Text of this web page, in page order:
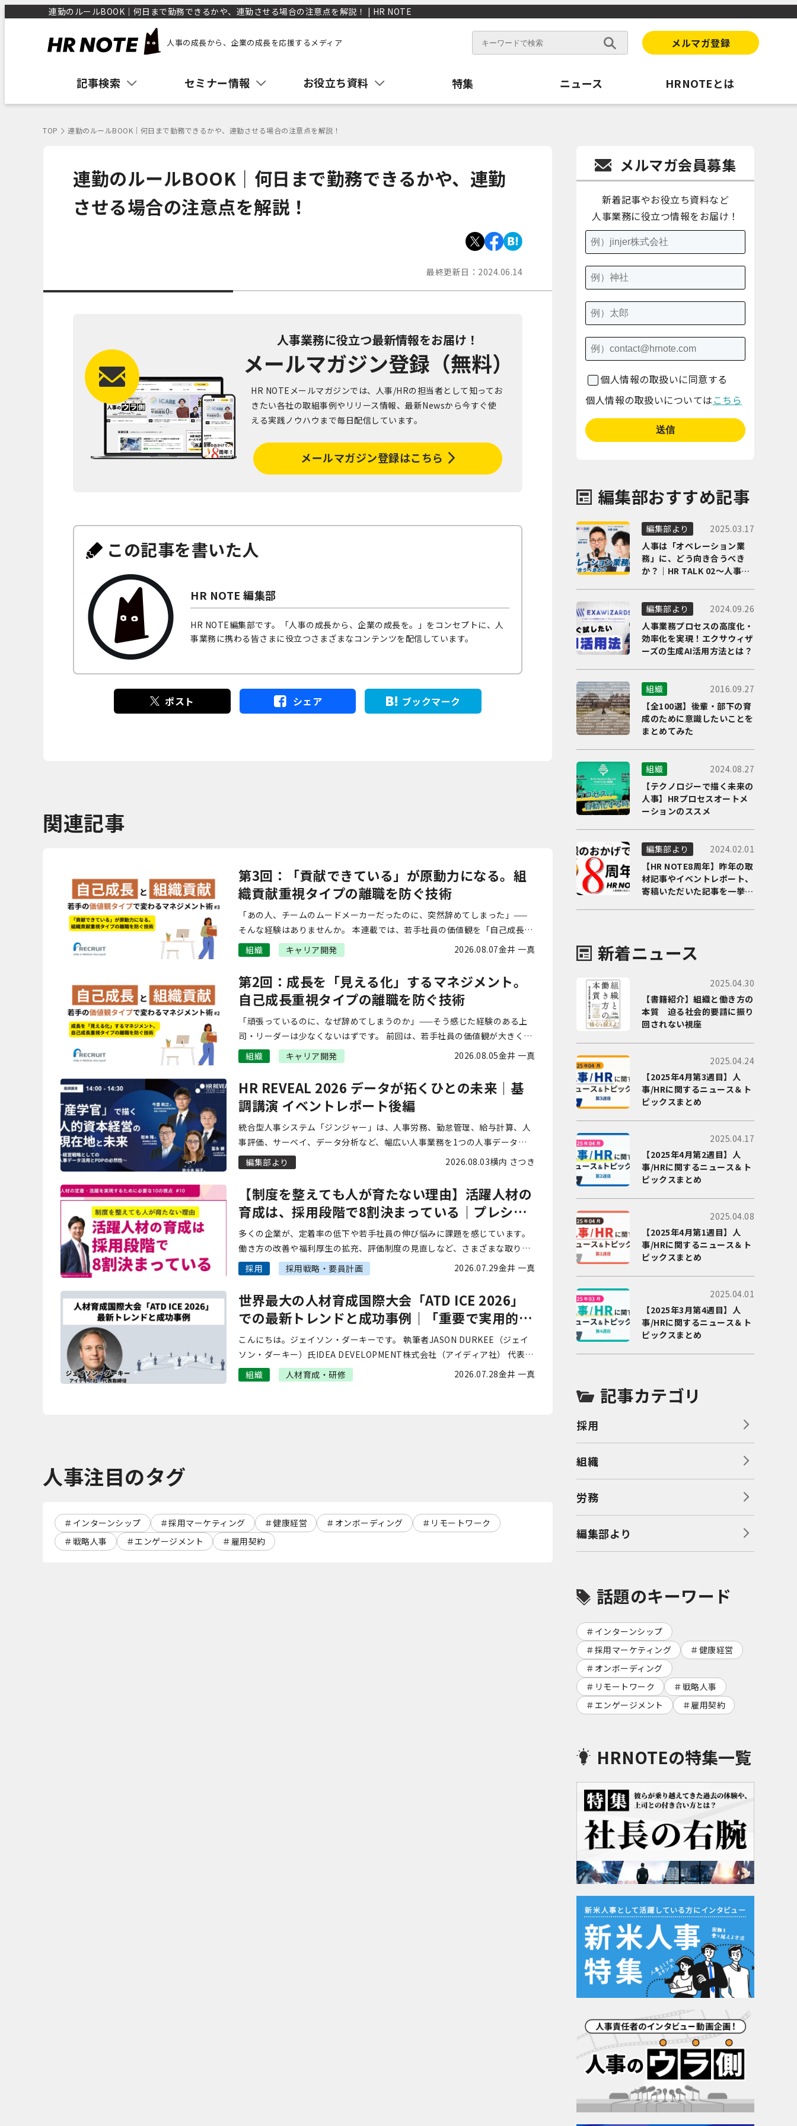
連勤のルールBOOK｜何日まで勤務できるかや、連勤させる場合の注意点を解説！ | HR NOTE
人事の成長から、企業の成長を応援するメディア メルマガ登録
記事検索 セミナー情報 お役立ち資料 特集 ニュース HRNOTEとは
TOP 連勤のルールBOOK｜何日まで勤務できるかや、連勤させる場合の注意点を解説！
連勤のルールBOOK｜何日まで勤務できるかや、連勤
させる場合の注意点を解説！
最終更新日： 2024.06.14
人事業務に役立つ最新情報をお届け！
メールマガジン登録（無料）
HR NOTEメールマガジンでは、人事/HRの担当者として知ってお
きたい各社の取組事例やリリース情報、最新Newsから今すぐ使
える実践ノウハウまで毎日配信しています。
メールマガジン登録はこちら
この記事を書いた人
HR NOTE 編集部
HR NOTE編集部です。「人事の成長から、企業の成長を。」をコンセプトに、人
事業務に携わる皆さまに役立つさまざまなコンテンツを配信しています。
ポスト シェア ブックマーク
関連記事
第3回：「貢献できている」が原動力になる。組
織貢献重視タイプの離職を防ぐ技術
「あの人、チームのムードメーカーだったのに、突然辞めてしまった」——
そんな経験はありませんか。 本連載では、若手社員の価値観を「自己成長重
視タイプ」と「組織貢献重視タイプ」の2つに分類し、それぞれに応じたマ
ネジメントの実 […]
組織 キャリア開発 2026.08.07金井 一真
第2回：成長を「見える化」するマネジメント。
自己成長重視タイプの離職を防ぐ技術
「頑張っているのに、なぜ辞めてしまうのか」——そう感じた経験のある上
司・リーダーは少なくないはずです。 前回は、若手社員の価値観が大きく2
つのタイプ、「自己成長重視タイプ」と「組織貢献重視タイプ」に分かれる
ことをご紹介し […]
組織 キャリア開発 2026.08.05金井 一真
HR REVEAL 2026 データが拓くひとの未来｜基
調講演 イベントレポート後編
統合型人事システム「ジンジャー」は、人事労務、勤怠管理、給与計算、人
事評価、サーベイ、データ分析など、幅広い人事業務を1つの人事データベ
ースで管理できるクラウド型人事労務システムです。 サービス提供開始から
10周年を迎え […]
編集部より 2026.08.03横内 さつき
【制度を整えても人が育たない理由】活躍人材の
育成は、採用段階で8割決まっている｜プレシャ
スパートナーズ矢野
多くの企業が、定着率の低下や若手社員の伸び悩みに課題を感じています。
働き方の改善や福利厚生の拡充、評価制度の見直しなど、さまざまな取り組
みを行っているにも関わらず、「成果につながらない」という声は後を絶ち
ません。 これ […]
採用 採用戦略・要員計画 2026.07.29金井 一真
世界最大の人材育成国際大会「ATD ICE 2026」
での最新トレンドと成功事例｜「重要で実用的
な、日本にも合う」ホットトピックと人材育成ノ
ウハウ
こんにちは。ジェイソン・ダーキーです。 執筆者JASON DURKEE（ジェイ
ソン・ダーキー）氏IDEA DEVELOPMENT株式会社（アイディア社） 代表取
締役 米国シアトル生まれ。1992年に来日し上智大学に入学。 […]
組織 人材育成・研修 2026.07.28金井 一真
人事注目のタグ
インターンシップ 採用マーケティング 健康経営 オンボーディング
リモートワーク
戦略人事
エンゲージメント 雇用契約
メルマガ会員募集
新着記事やお役立ち資料など
人事業務に役立つ情報をお届け！
個人情報の取扱いに同意する
個人情報の取扱いについては こちら
編集部おすすめ記事
編集部より
2025.03.17
人事は「オペレーション業
務」に、どう向き合うべき
か？｜HR TALK 02～人事DX
編集部より
2024.09.26
人事業務プロセスの高度化・
効率化を実現！エクサウィザ
ーズの生成AI活用方法とは？
組織
2016.09.27
【全100選】後輩・部下の育
成のために意識したいことを
まとめてみた
組織
2024.08.27
【テクノロジーで描く未来の
人事】HRプロセスオートメ
ーションのススメ
編集部より
2024.02.01
【HR NOTE8周年】昨年の取
材記事やイベントレポート、
寄稿いただいた記事を一挙に
新着ニュース
2025.04.30
【書籍紹介】組織と働き方の
本質 迫る社会的要請に振り
回されない視座
2025.04.24
【2025年4月第3週目】人
事/HRに関するニュース＆ト
ピックスまとめ
2025.04.17
【2025年4月第2週目】人
事/HRに関するニュース＆ト
ピックスまとめ
2025.04.08
【2025年4月第1週目】人
事/HRに関するニュース＆ト
ピックスまとめ
2025.04.01
【2025年3月第4週目】人
事/HRに関するニュース＆ト
ピックスまとめ
記事カテゴリ
採用
組織
労務
編集部より
話題のキーワード
インターンシップ
採用マーケティング
健康経営
オンボーディング
リモートワーク
戦略人事
エンゲージメント
雇用契約
HRNOTEの特集一覧